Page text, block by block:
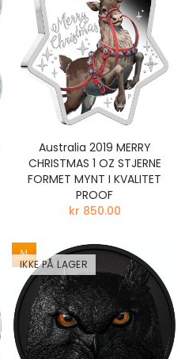
Australia 2019 MERRY
CHRISTMAS 1 OZ STJERNE
FORMET MYNT I KVALITET
PROOF
kr 850.00
IKKE PÅ LAGER